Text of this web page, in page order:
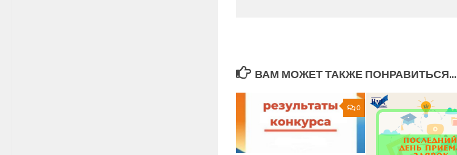
ВАМ МОЖЕТ ТАКЖЕ ПОНРАВИТЬСЯ...
0